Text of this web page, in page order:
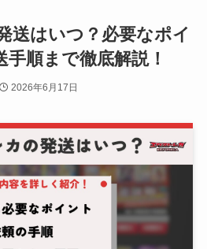
送はいつ？必要なポイ
順まで徹底解説！
2026年6月17日